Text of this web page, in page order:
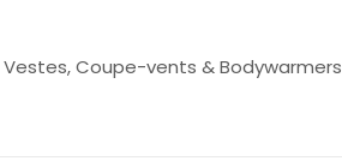
Vestes, Coupe-vents & Bodywarmers